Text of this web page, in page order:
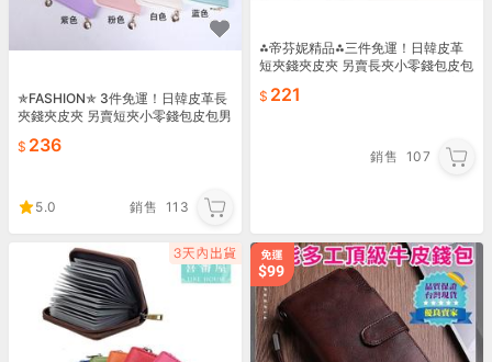
✯FASHION✯ 3件免運！日韓皮革長
夾錢夾皮夾 另賣短夾小零錢包皮包男
肩包書包57
236
5.0 銷售 113
⁂帝芬妮精品⁂三件免運！日韓皮革
短夾錢夾皮夾 另賣長夾小零錢包皮包
後背包雙肩包書包61
221
銷售 107